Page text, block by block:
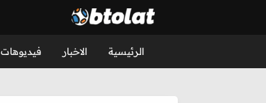
الرئيسية الاخبار فيديوهات